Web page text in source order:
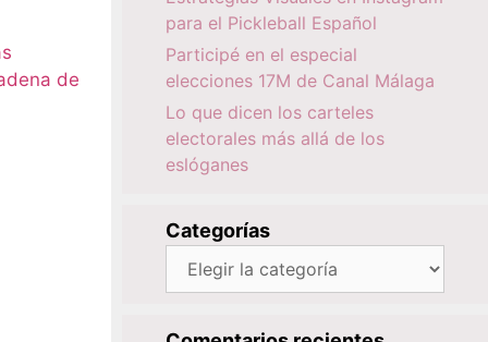
de
para el Pickleball Español
Participé en el especial
elecciones 17M de Canal Málaga
Lo que dicen los carteles
electorales más allá de los
eslóganes
Categorías
Categorías